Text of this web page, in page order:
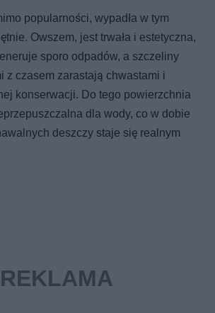
popularności, wypadła w tym
Owszem, jest trwała i estetyczna,
sporo odpadów, a szczeliny
z czasem zarastają chwastami i
konserwacji. Do tego powierzchnia
dla wody, co w dobie
deszczy staje się realnym